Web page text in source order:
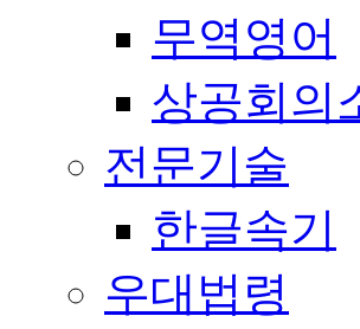
무역영어
상공회의
전문기술
한글속기
우대법령